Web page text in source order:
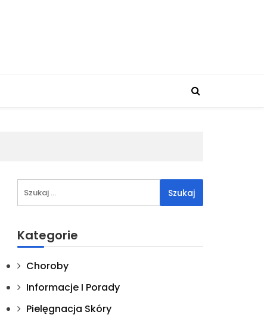
Kategorie
Choroby
Informacje I Porady
Pielęgnacja Skóry